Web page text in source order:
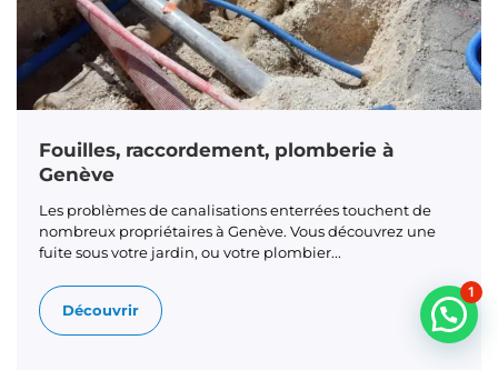
Fouilles, raccordement, plomberie à
Genève
Les problèmes de canalisations enterrées touchent de
nombreux propriétaires à Genève. Vous découvrez une
fuite sous votre jardin, ou votre plombier...
Découvrir
1